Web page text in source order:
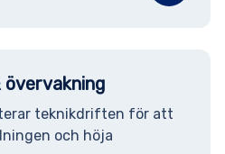
teknikdriften för att
och höja